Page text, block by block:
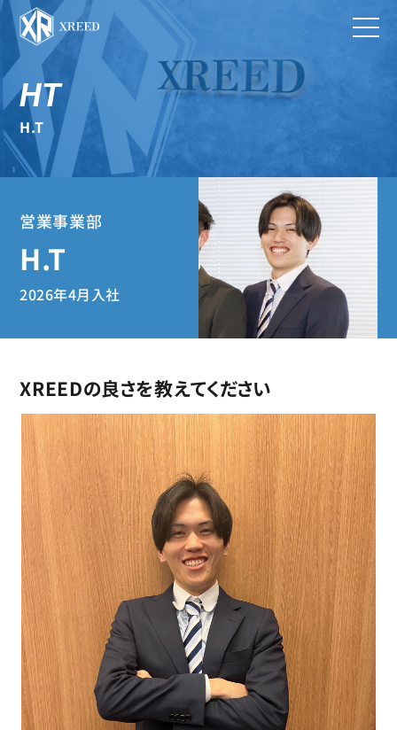
HT
H.T
営業事業部
H.T
2026年4月入社
XREEDの良さを教えてください